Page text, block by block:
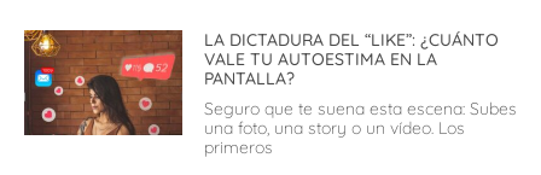
LA DICTADURA DEL “LIKE”: ¿CUÁNTO
VALE TU AUTOESTIMA EN LA
PANTALLA?
Seguro que te suena esta escena: Subes
una foto, una story o un vídeo. Los
primeros